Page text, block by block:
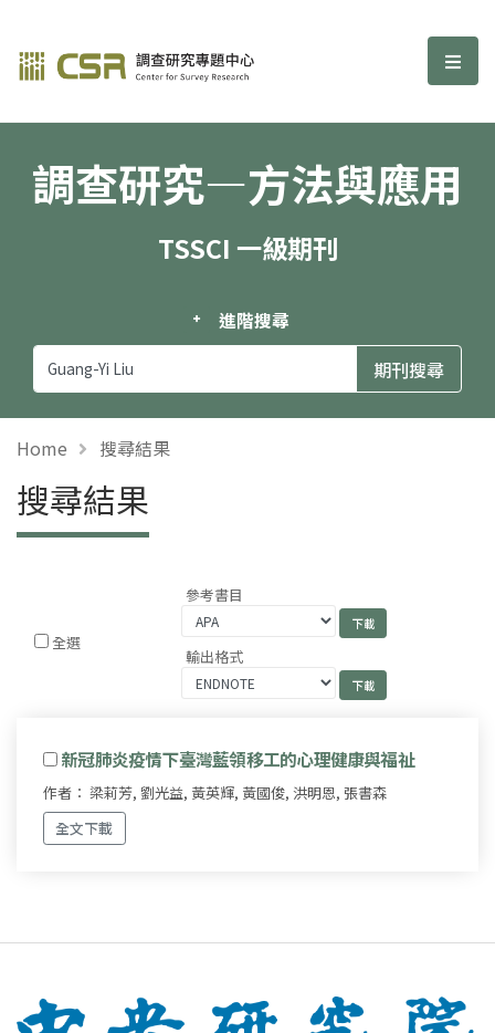
調查研究—方法與應用期刊 選
調查研究—方法與應用
TSSCI 一級期刊
進階搜尋
Home 搜尋結果
搜尋結果
全選
參考書目
輸出格式
新冠肺炎疫情下臺灣藍領移工的心理健康與福祉
作者： 梁莉芳, 劉光益, 黃英輝, 黃國俊, 洪明恩, 張書森
全文下載